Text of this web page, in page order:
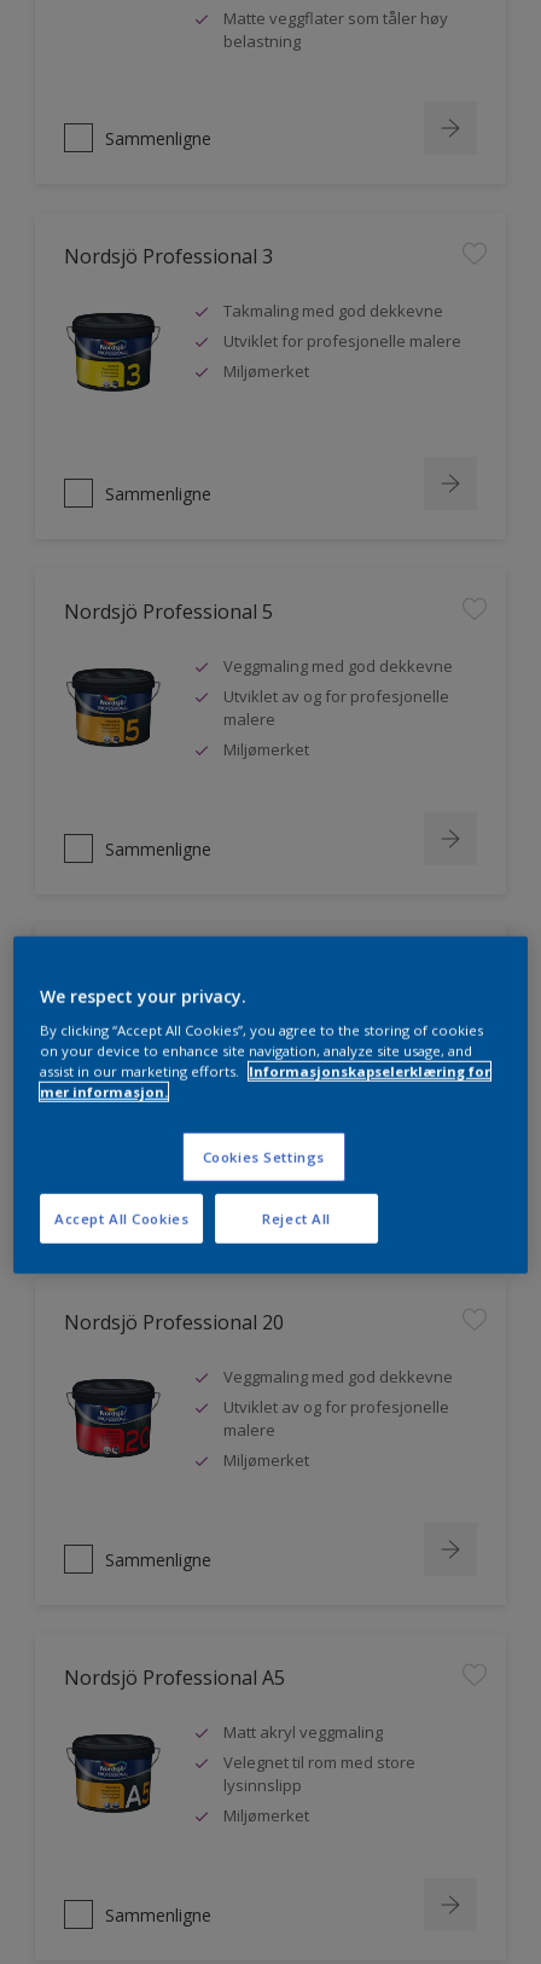
Matte veggflater som tåler høy
belastning
Sammenligne
Nordsjö Professional 3
Takmaling med god dekkevne
Utviklet for profesjonelle malere
Miljømerket
Sammenligne
Nordsjö Professional 5
Veggmaling med god dekkevne
Utviklet av og for profesjonelle
malere
Miljømerket
Sammenligne
Utmerket dekkevne
Lett å påføre og fordele
Jevnere og finere finish, også i
Nordsjö Professional 20
Veggmaling med god dekkevne
Utviklet av og for profesjonelle
malere
Miljømerket
Sammenligne
Nordsjö Professional A5
Matt akryl veggmaling
Velegnet til rom med store
lysinnslipp
Miljømerket
Sammenligne
We respect your privacy.
By clicking “Accept All Cookies”, you agree to the storing of cookies
on your device to enhance site navigation, analyze site usage, and
assist in our marketing efforts.
Informasjonskapselerklæring for
mer informasjon.
Cookies Settings
Reject All
Accept All Cookies